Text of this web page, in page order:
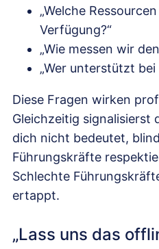
„Welche
Verfügung?“
„Wie messen wir
„Wer unterstützt bei
Diese Fragen wirken
Gleichzeitig signalisierst
dich nicht bedeutet,
Führungskräfte
Schlechte
ertappt.
„Lass uns das